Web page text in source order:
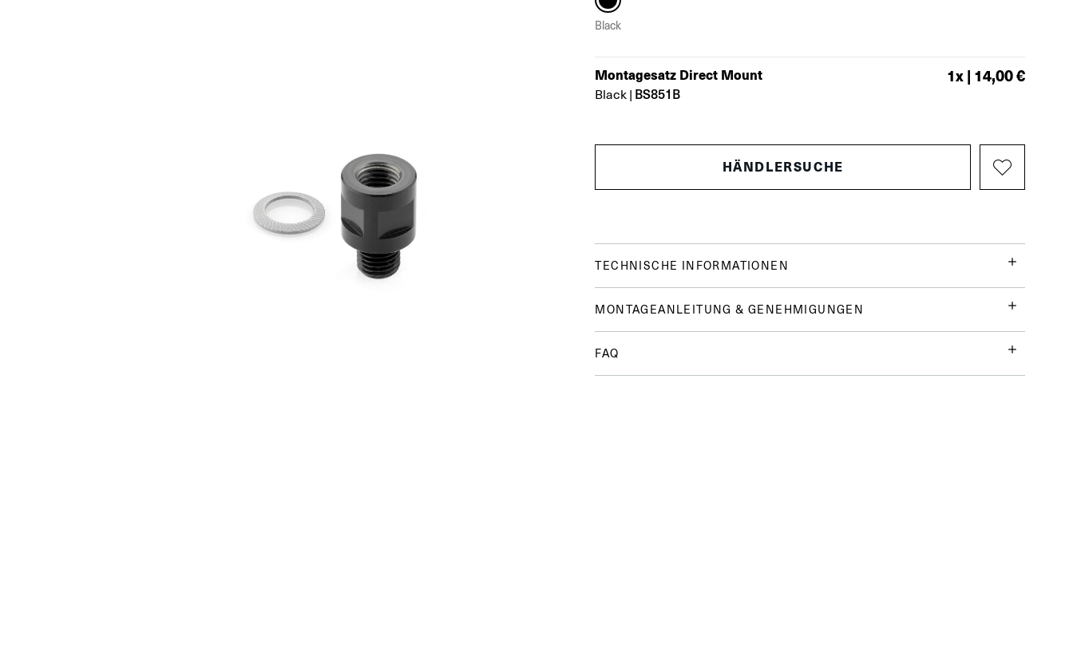
Black
Montagesatz Direct Mount
Black | BS851B
1x | 14,00 €
HÄNDLERSUCHE
TECHNISCHE INFORMATIONEN
MONTAGEANLEITUNG & GENEHMIGUNGEN
FAQ